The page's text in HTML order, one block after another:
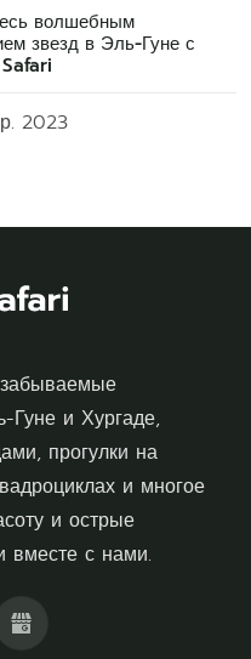
волшебным
звезд в Эль-Гуне с
2023
Гуне и Хургаде,
прогулки на
и многое
и острые
вместе с нами.